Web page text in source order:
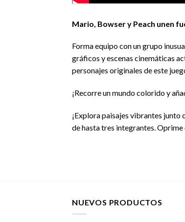
Mario, Bowser y Peach unen
Forma equipo con un grupo
gráficos y escenas cinemáticas
personajes originales de este
¡Recorre un mundo colorido y
¡Explora paisajes vibrantes
de hasta tres integrantes.
NUEVOS PRODUCTOS